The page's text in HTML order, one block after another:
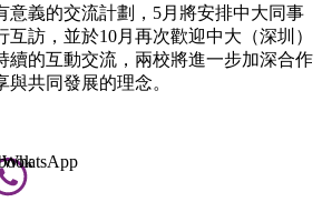
意義的交流計劃，5月將安排中大同事
訪，並於10月再次歡迎中大（深圳）
續的互動交流，兩校將進一步加深合作
共同發展的理念。
WhatsApp